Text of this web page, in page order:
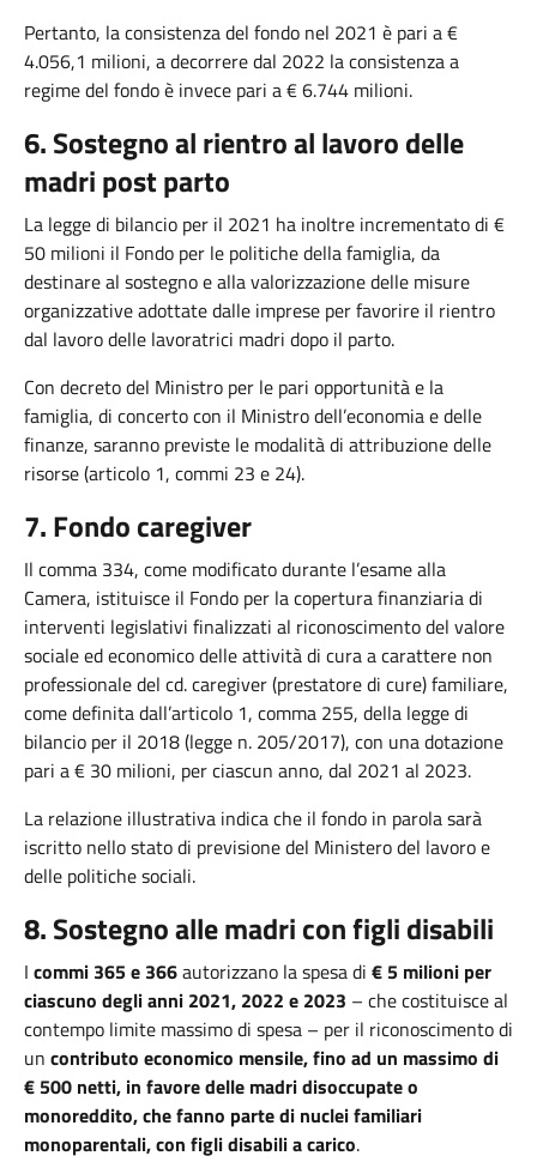
Pertanto, la consistenza del fondo nel 2021 è pari a €
4.056,1 milioni, a decorrere dal 2022 la consistenza a
regime del fondo è invece pari a € 6.744 milioni.
6. Sostegno al rientro al lavoro delle
madri post parto
La legge di bilancio per il 2021 ha inoltre incrementato di €
50 milioni il Fondo per le politiche della famiglia, da
destinare al sostegno e alla valorizzazione delle misure
organizzative adottate dalle imprese per favorire il rientro
dal lavoro delle lavoratrici madri dopo il parto.
Con decreto del Ministro per le pari opportunità e la
famiglia, di concerto con il Ministro dell’economia e delle
finanze, saranno previste le modalità di attribuzione delle
risorse (articolo 1, commi 23 e 24).
7. Fondo caregiver
Il comma 334, come modificato durante l’esame alla
Camera, istituisce il Fondo per la copertura finanziaria di
interventi legislativi finalizzati al riconoscimento del valore
sociale ed economico delle attività di cura a carattere non
professionale del cd. caregiver (prestatore di cure) familiare,
come definita dall’articolo 1, comma 255, della legge di
bilancio per il 2018 (legge n. 205/2017), con una dotazione
pari a € 30 milioni, per ciascun anno, dal 2021 al 2023.
La relazione illustrativa indica che il fondo in parola sarà
iscritto nello stato di previsione del Ministero del lavoro e
delle politiche sociali.
8. Sostegno alle madri con figli disabili
I commi 365 e 366autorizzano la spesa di € 5 milioni per
ciascuno degli anni 2021, 2022 e 2023 – che costituisce al
contempo limite massimo di spesa – per il riconoscimento di
un contributo economico mensile, fino ad un massimo di
€ 500 netti, in favore delle madri disoccupate o
monoreddito, che fanno parte di nuclei familiari
monoparentali, con figli disabili a carico.